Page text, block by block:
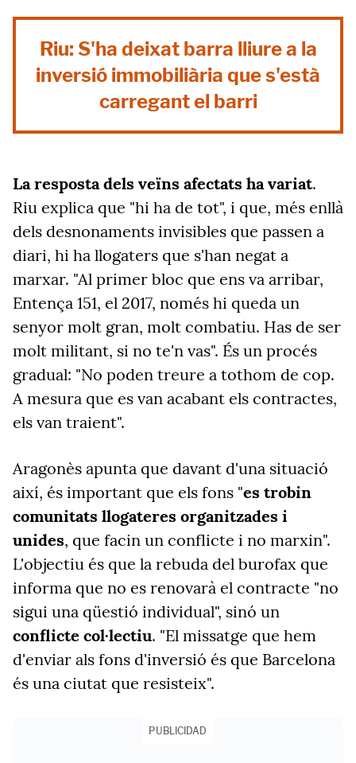
Riu: S'ha deixat barra lliure a la
inversió immobiliària que s'està
carregant el barri
La resposta dels veïns afectats ha variat.
Riu explica que "hi ha de tot", i que, més enllà
dels desnonaments invisibles que passen a
diari, hi ha llogaters que s'han negat a
marxar. "Al primer bloc que ens va arribar,
Entença 151, el 2017, només hi queda un
senyor molt gran, molt combatiu. Has de ser
molt militant, si no te'n vas". És un procés
gradual: "No poden treure a tothom de cop.
A mesura que es van acabant els contractes,
els van traient".
Aragonès apunta que davant d'una situació
així, és important que els fons "es trobin
comunitats llogateres organitzades i
unides, que facin un conflicte i no marxin".
L'objectiu és que la rebuda del burofax que
informa que no es renovarà el contracte "no
sigui una qüestió individual", sinó un
conflicte col·lectiu. "El missatge que hem
d'enviar als fons d'inversió és que Barcelona
és una ciutat que resisteix".
PUBLICIDAD